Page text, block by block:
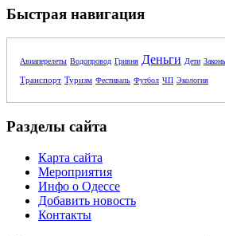
Быстрая навигация
Авиаперелеты Водопровод Гривня Деньги Дети
Транспорт Туризм Фестиваль Футбол ЧП Экология
Разделы сайта
Карта сайта
Мероприятия
Инфо о Одессе
Добавить новость
Контакты